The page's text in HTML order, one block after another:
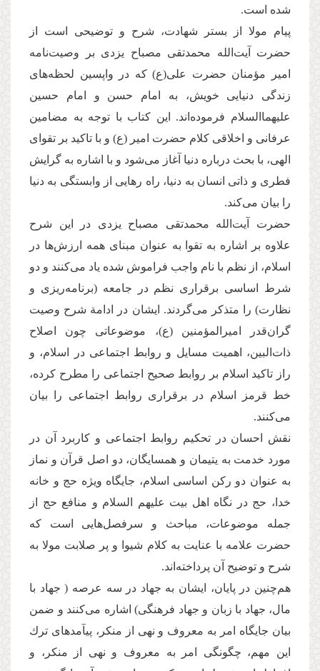
شده است.
پیام مولا از بستر شهادت، شرح و توضیحی است از
حضرت آیت‌الله محمدتقی مصباح یزدی بر وصیت‌نامه
امیر مؤمنان حضرت علی(ع) كه در واپسین لحظه‌های
زندگی دنیایی خویش، به امام حسن و امام حسین
علیهماالسلام فرموده‌اند. این كتاب با توجه به مضامین
عرفانی و اخلاقی كلام حضرت امیر (ع) و با تاكید بر تقوای
الهی، با بحث درباره دنیا آغاز می‌شود و با اشاره به گرایش
فطری و ذاتی انسان به دنیا، راه رهایی از وابستگی به دنیا
را بیان می‌كند.
حضرت آیت‌الله محمدتقی مصباح یزدی در این شرح
علاوه بر اشاره به تقوا به عنوان مبنای همه ارزش‌ها در
اسلام، از نظم با نام واجب فراموش شده یاد می‌كنند و دو
شرط اساسی برقراری نظم در جامعه (برنامه‌ریزی و
نظارت) را متذكر می‌گردند. ایشان در ادامة‌ شرح وصیت
گران‌قدر امیرالمؤمنین (ع)، موضوعاتی چون اصلاح
ذات‌البین، اهمیت مسایل و روابط اجتماعی در اسلام، و
راز تاكید اسلام بر روابط صحیح اجتماعی را مطرح كرده،
خط قرمز اسلام در برقراری روابط اجتماعی را بیان
می‌كنند.
نقش احسان در تحكیم روابط اجتماعی و كاربرد آن در
مورد خدمت به یتیمان و همسایگان، دو اصل قرآن و نماز
به عنوان دو ركن اساسی اسلام، جایگاه ویژه حج و خانه
خدا، حج در نگاه اهل بیت علیهم السلام و منافع حج از
جمله موضوعات، مباحث و سرفصل‌هایی است كه
حضرت علامه با عنایت به كلام شیوا و پر صلابت مولا به
شرح و توضیح آن پرداخته‌اند.
هم‌چنین در پایان، ایشان به جهاد در سه عرصه ( جهاد با
مال، جهاد با زبان و جهاد فرهنگی) اشاره می‌كنند و ضمن
بیان جایگاه امر به معروف و نهی از منكر، پیآمدهای ترك
این مهم، چگونگی امر به معروف و نهی از منكر، و